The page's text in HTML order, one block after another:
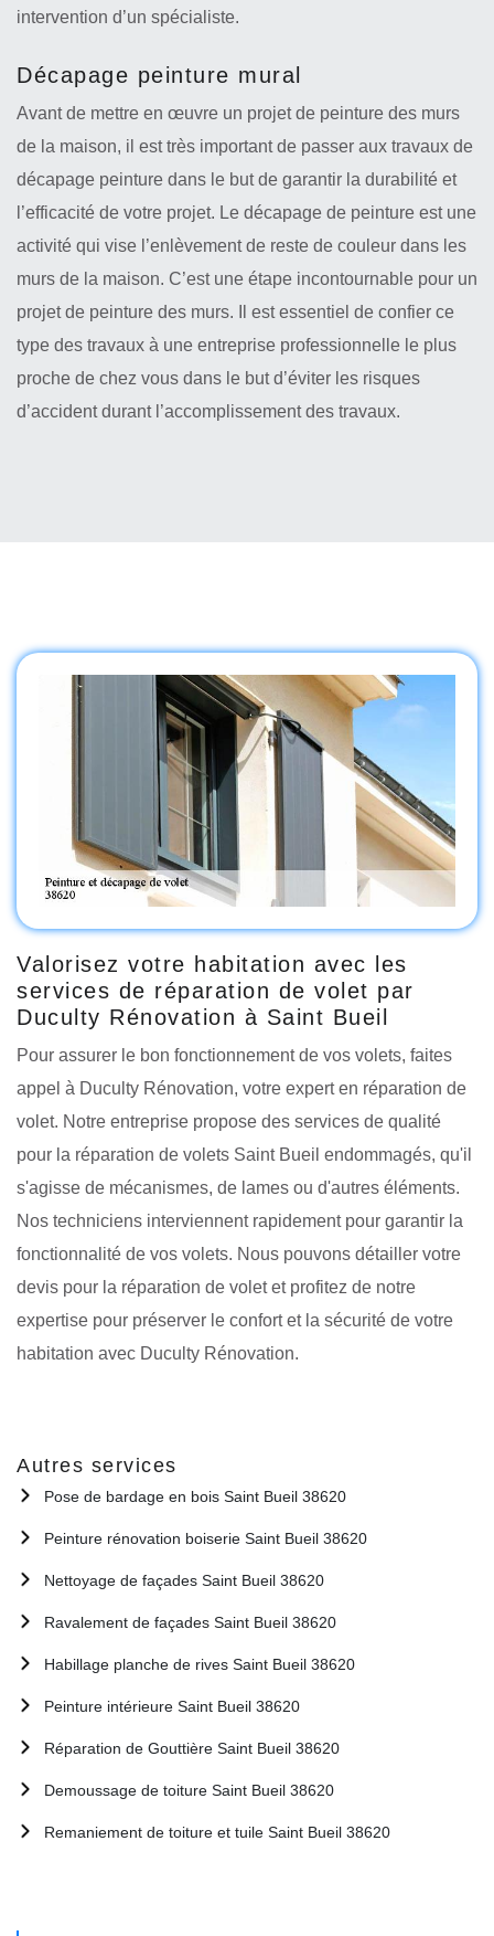
intervention d’un spécialiste.
Décapage peinture mural
Avant de mettre en œuvre un projet de peinture des murs
de la maison, il est très important de passer aux travaux de
décapage peinture dans le but de garantir la durabilité et
l’efficacité de votre projet. Le décapage de peinture est une
activité qui vise l’enlèvement de reste de couleur dans les
murs de la maison. C’est une étape incontournable pour un
projet de peinture des murs. Il est essentiel de confier ce
type des travaux à une entreprise professionnelle le plus
proche de chez vous dans le but d’éviter les risques
d’accident durant l’accomplissement des travaux.
Valorisez votre habitation avec les
services de réparation de volet par
Duculty Rénovation à Saint Bueil
Pour assurer le bon fonctionnement de vos volets, faites
appel à Duculty Rénovation, votre expert en réparation de
volet. Notre entreprise propose des services de qualité
pour la réparation de volets Saint Bueil endommagés, qu'il
s'agisse de mécanismes, de lames ou d'autres éléments.
Nos techniciens interviennent rapidement pour garantir la
fonctionnalité de vos volets. Nous pouvons détailler votre
devis pour la réparation de volet et profitez de notre
expertise pour préserver le confort et la sécurité de votre
habitation avec Duculty Rénovation.
Autres services
Pose de bardage en bois Saint Bueil 38620
Peinture rénovation boiserie Saint Bueil 38620
Nettoyage de façades Saint Bueil 38620
Ravalement de façades Saint Bueil 38620
Habillage planche de rives Saint Bueil 38620
Peinture intérieure Saint Bueil 38620
Réparation de Gouttière Saint Bueil 38620
Demoussage de toiture Saint Bueil 38620
Remaniement de toiture et tuile Saint Bueil 38620